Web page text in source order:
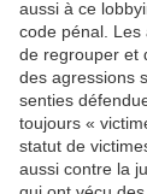
aussi à ce
code pénal. Les
de regrouper et
des agressions
senties
toujours «
statut de
aussi contre la